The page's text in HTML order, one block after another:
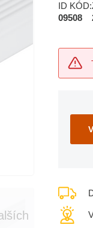
ID KÓD:
09508